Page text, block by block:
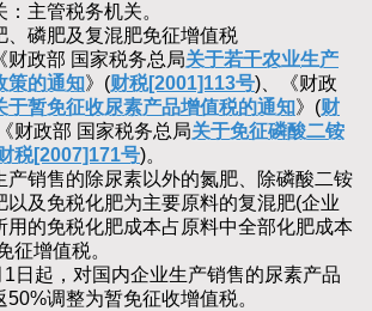
主管税务机关。
磷肥及复混肥免征增值税
政部 国家税务总局关于若干农业生产
策的通知》(财税[2001]113号)、《财政
于暂免征收尿素产品增值税的通知》(财
财政部 国家税务总局关于免征磷酸二铵
税[2007]171号)。
销售的除尿素以外的氮肥、除磷酸二铵
以及免税化肥为主要原料的复混肥(企业
用的免税化肥成本占原料中全部化肥成本
征增值税。
起，对国内企业生产销售的尿素产品
调整为暂免征收增值税。